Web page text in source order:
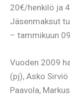
20€/henkilö ja
Jäsenmaksut
– tammikuun
Vuoden 2009
(pj), Asko
Paavola,